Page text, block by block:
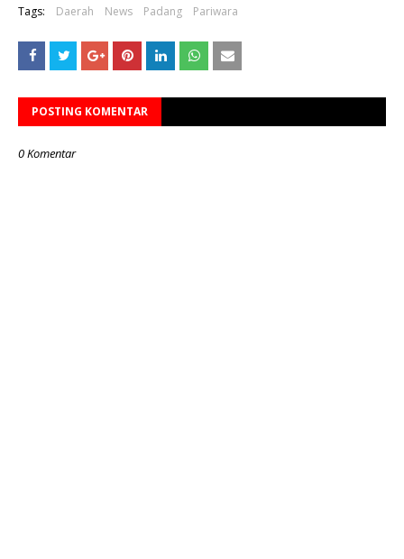
Tags: Daerah News Padang Pariwara
POSTING KOMENTAR
0 Komentar